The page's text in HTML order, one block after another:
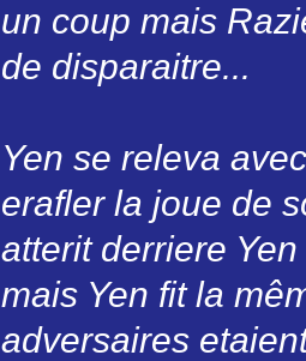
un coup mais
de disparaitre...
Yen se releva
erafler la joue de
atterit derriere
mais Yen fit la
adversaires